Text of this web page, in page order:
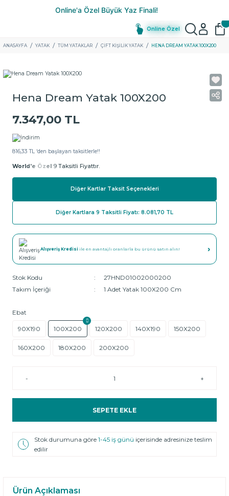
Online Özel
ANASAYFA YATAK TÜM YATAKLAR ÇIFT KIŞILIK YATAK HENA DREAM YATAK 100X200
Hena Dream Yatak 100X200
7.347,00 TL
816,33 TL ‘den başlayan taksitlerle!!
World'e Özel 9 Taksitli Fiyattır.
Diğer Kartlar Taksit Seçenekleri
Diğer Kartlara 9 Taksitli Fiyatı: 8.081,70 TL
Alışveriş Kredisi ile en avantajlı oranlarla bu ürünü satın alın! ›
Stok Kodu
27HND01002000200
Takım İçeriği
1 Adet Yatak 100X200 Cm
Ebat
90X190 100X200 120X200 140X190 150X200
160X200 180X200 200X200
- +
SEPETE EKLE
Stok durumuna göre1-45 iş günü içerisinde adresinize teslim
edilir
Ürün Açıklaması